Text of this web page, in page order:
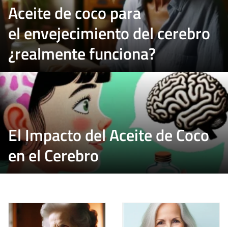
Aceite de coco para
el envejecimiento del cerebro
¿realmente funciona?
El Impacto del Aceite de Coco
en el Cerebro